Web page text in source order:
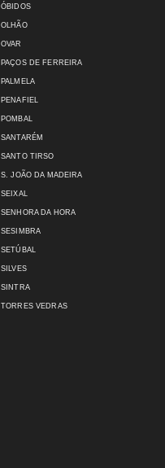
ÓBIDOS
OLHÃO
OVAR
PAÇOS DE FERREIRA
PALMELA
PENAFIEL
POMBAL
SANTARÉM
SANTO TIRSO
S. JOÃO DA MADEIRA
SEIXAL
SENHORA DA HORA
SESIMBRA
SETÚBAL
SILVES
SINTRA
TORRES VEDRAS